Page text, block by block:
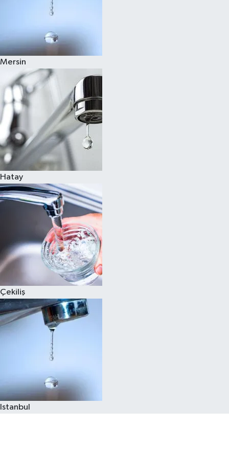
Mersin
Hatay
Çekiliş
Istanbul